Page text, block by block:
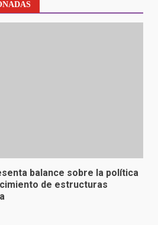
balance sobre la política
de estructuras